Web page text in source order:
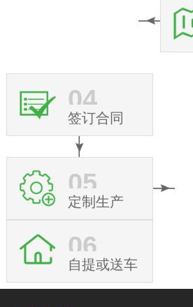
04
签订合同
05
定制生产
06
自提或送车